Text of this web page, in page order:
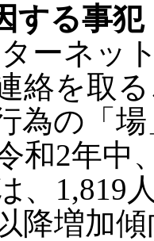
する事犯
ーネッ
絡を取
為の「
和2年中
、1,819
降増加